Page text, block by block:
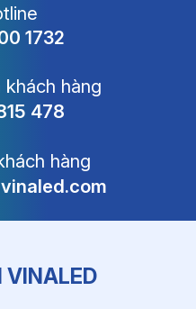
1732
khách hàng
478
hàng
VINALED